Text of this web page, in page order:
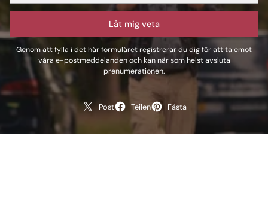
Låt mig veta
Genom att fylla i det här formuläret registrerar du dig för att ta emot
våra e-postmeddelanden och kan när som helst avsluta
prenumerationen.
Post Teilen Fästa